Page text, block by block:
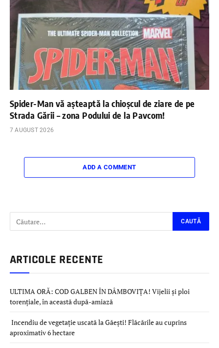
Spider-Man vă așteaptă la chioșcul de ziare de pe
Strada Gării – zona Podului de la Pavcom!
7 AUGUST 2026
ADD A COMMENT
ARTICOLE RECENTE
ULTIMA ORĂ: COD GALBEN ÎN DÂMBOVIȚA! Vijelii și ploi
torențiale, în această după-amiază
Incendiu de vegetație uscată la Găești! Flăcările au cuprins
aproximativ 6 hectare